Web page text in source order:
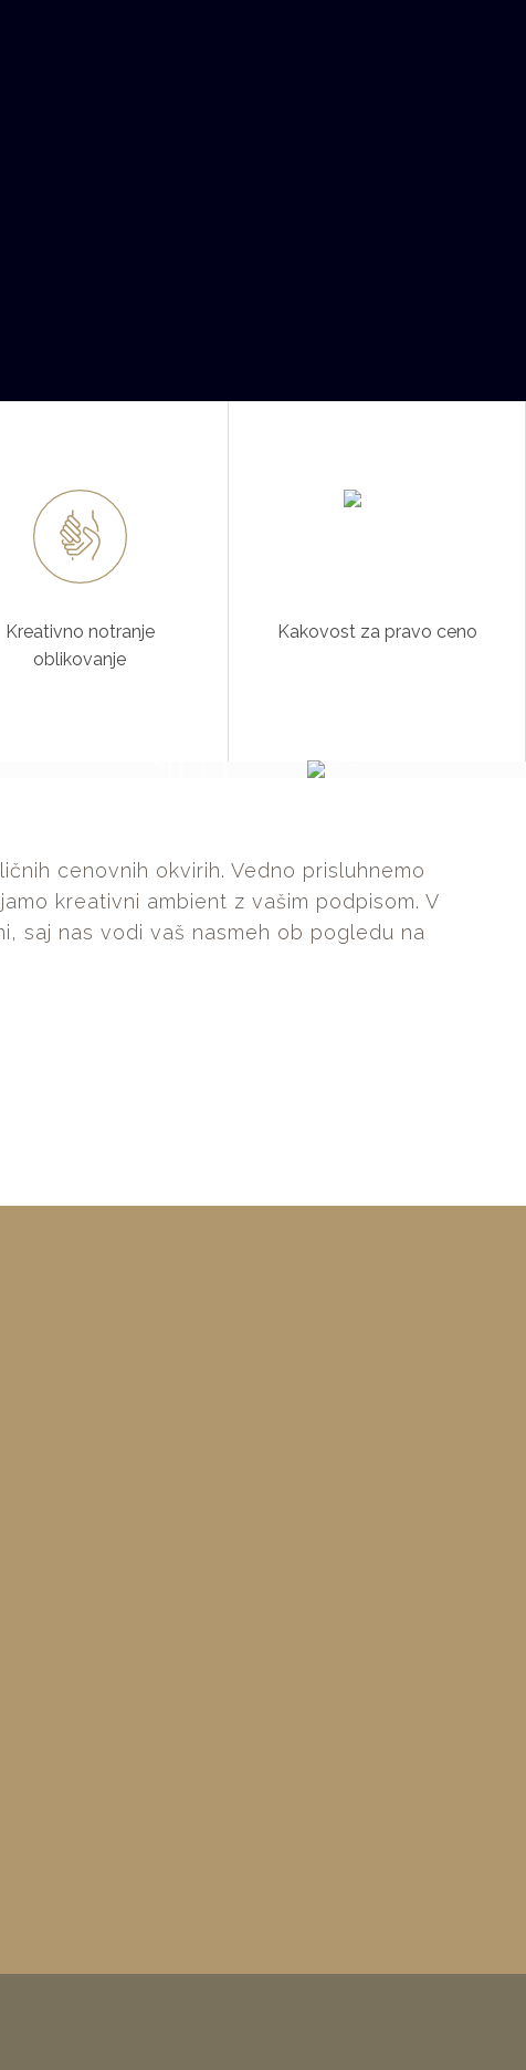
Kreativno notranje
oblikovanje
Kakovost za pravo ceno
NAROČILU
cenovnih okvirih. Vedno prisluhnemo
kreativni ambient z vašim podpisom. V
saj nas vodi vaš nasmeh ob pogledu na